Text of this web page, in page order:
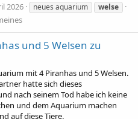
2026 neues aquarium welse
und 5 Welsen zu
mit 4 Piranhas und 5 Welsen.
hatte sich dieses
nach seinem Tod habe ich keine
und dem Aquarium machen
auf diese Tiere.